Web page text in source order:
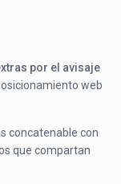
por el avisaje
web
concatenable con
que compartan